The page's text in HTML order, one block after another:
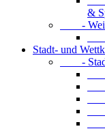
&
-
-
Stadt- und
-
-
-
-
-
-